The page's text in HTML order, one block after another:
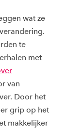
wat ze
te
met
van
Door het
grip op het
makkelijker